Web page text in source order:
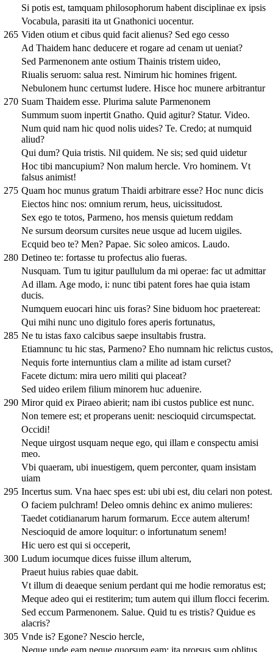
Si potis est, tamquam philosophorum habent disciplinae ex ipsis
Vocabula, parasiti ita ut Gnathonici uocentur.
265 Viden otium et cibus quid facit alienus? Sed ego cesso
Ad Thaidem hanc deducere et rogare ad cenam ut ueniat?
Sed Parmenonem ante ostium Thainis tristem uideo,
Riualis seruom: salua rest. Nimirum hic homines frigent.
Nebulonem hunc certumst ludere. Hisce hoc munere arbitrantur
270 Suam Thaidem esse. Plurima salute Parmenonem
Summum suom inpertit Gnatho. Quid agitur? Statur. Video.
Num quid nam hic quod nolis uides? Te. Credo; at numquid
aliud?
Qui dum? Quia tristis. Nil quidem. Ne sis; sed quid uidetur
Hoc tibi mancupium? Non malum hercle. Vro hominem. Vt
falsus animist!
275 Quam hoc munus gratum Thaidi arbitrare esse? Hoc nunc dicis
Eiectos hinc nos: omnium rerum, heus, uicissitudost.
Sex ego te totos, Parmeno, hos mensis quietum reddam
Ne sursum deorsum cursites neue usque ad lucem uigiles.
Ecquid beo te? Men? Papae. Sic soleo amicos. Laudo.
280 Detineo te: fortasse tu profectus alio fueras.
Nusquam. Tum tu igitur paullulum da mi operae: fac ut admittar
Ad illam. Age modo, i: nunc tibi patent fores hae quia istam
ducis.
Numquem euocari hinc uis foras? Sine biduom hoc praetereat:
Qui mihi nunc uno digitulo fores aperis fortunatus,
285 Ne tu istas faxo calcibus saepe insultabis frustra.
Etiamnunc tu hic stas, Parmeno? Eho numnam hic relictus custos,
Nequis forte internuntius clam a milite ad istam curset?
Facete dictum: mira uero militi qui placeat?
Sed uideo erilem filium minorem huc aduenire.
290 Miror quid ex Piraeo abierit; nam ibi custos publice est nunc.
Non temere est; et properans uenit: nescioquid circumspectat.
Occidi!
Neque uirgost usquam neque ego, qui illam e conspectu amisi
meo.
Vbi quaeram, ubi inuestigem, quem perconter, quam insistam
uiam
295 Incertus sum. Vna haec spes est: ubi ubi est, diu celari non potest.
O faciem pulchram! Deleo omnis dehinc ex animo mulieres:
Taedet cotidianarum harum formarum. Ecce autem alterum!
Nescioquid de amore loquitur: o infortunatum senem!
Hic uero est qui si occeperit,
300 Ludum iocumque dices fuisse illum alterum,
Praeut huius rabies quae dabit.
Vt illum di deaeque senium perdant qui me hodie remoratus est;
Meque adeo qui ei restiterim; tum autem qui illum flocci fecerim.
Sed eccum Parmenonem. Salue. Quid tu es tristis? Quidue es
alacris?
305 Vnde is? Egone? Nescio hercle,
Neque unde eam neque quorsum eam: ita prorsus sum oblitus